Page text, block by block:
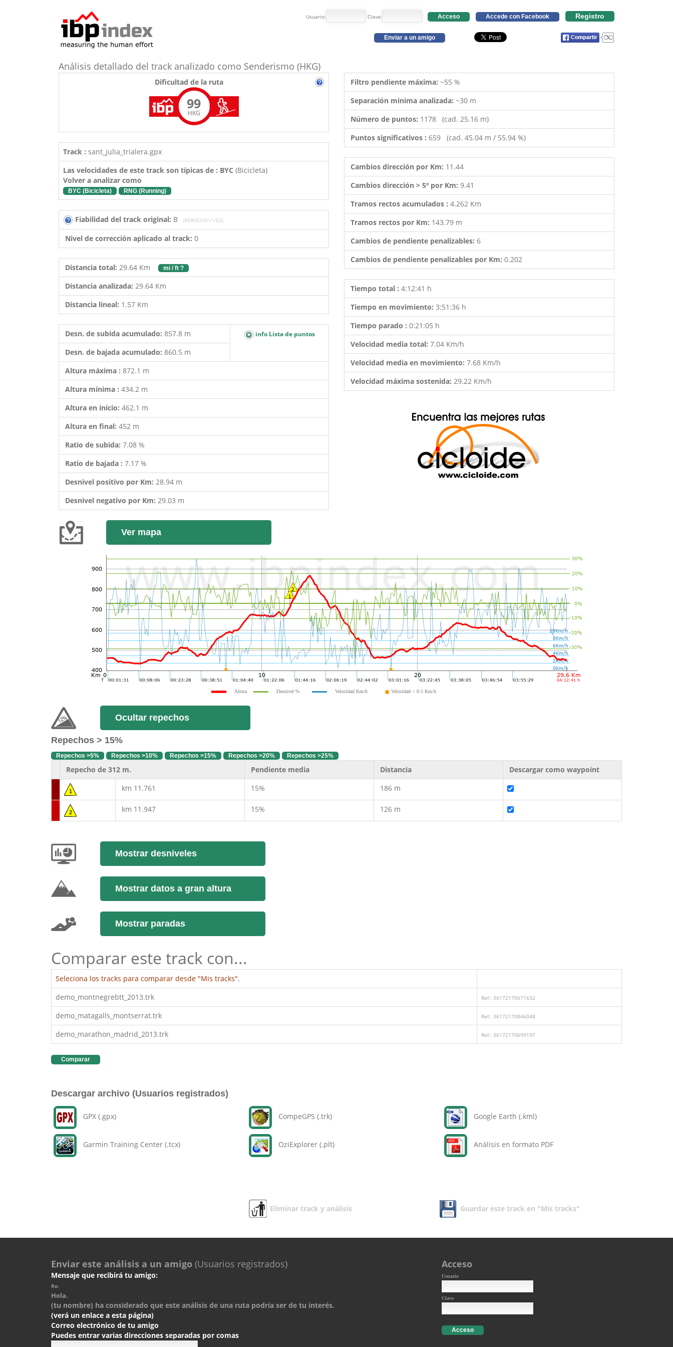
Usuario: Clave: Acceso Accede con Facebook Registro
Enviar a un amigo
Análisis detallado del track analizado como Senderismo (HKG)
Dificultad de la ruta
99
HKG
Track : sant_julia_trialera.gpx
Las velocidades de este track son típicas de : BYC (Bicicleta)
Volver a analizar como
BYC (Bicicleta) RNG (Running)
Fiabilidad del track original: B (858/62/0/-/-/62)
Nivel de corrección aplicado al track: 0
Distancia total: 29.64 Km mi / ft ?
Distancia analizada: 29.64 Km
Distancia lineal: 1.57 Km
Desn. de subida acumulado: 857.8 m info Lista de puntos
Desn. de bajada acumulado: 860.5 m
Altura máxima : 872.1 m
Altura mínima : 434.2 m
Altura en inicio: 462.1 m
Altura en final: 452 m
Ratio de subida: 7.08 %
Ratio de bajada : 7.17 %
Desnivel positivo por Km: 28.94 m
Desnivel negativo por Km: 29.03 m
Filtro pendiente máxima: ~55 %
Separación minima analizada: ~30 m
Número de puntos: 1178 (cad. 25.16 m)
Puntos significativos : 659 (cad. 45.04 m / 55.94 %)
Cambios dirección por Km: 11.44
Cambios dirección > 5º por Km: 9.41
Tramos rectos acumulados : 4.262 Km
Tramos rectos por Km: 143.79 m
Cambios de pendiente penalizables: 6
Cambios de pendiente penalizables por Km: 0.202
Tiempo total : 4:12:41 h
Tiempo en movimiento: 3:51:36 h
Tiempo parado : 0:21:05 h
Velocidad media total: 7.04 Km/h
Velocidad media en movimiento: 7.68 Km/h
Velocidad máxima sostenida: 29.22 Km/h
Ver mapa
Altura Desnivel % Velocidad Km/h Velocidad < 0.5 Km/h
Ocultar repechos
Repechos > 15%
Repechos >5% Repechos >10% Repechos >15% Repechos >20% Repechos >25%
Repecho de 312 m. Pendiente media Distancia Descargar como waypoint
1 km 11.761 15% 186 m
2 km 11.947 15% 126 m
Mostrar desniveles
Mostrar datos a gran altura
Mostrar paradas
Comparar este track con...
Seleciona los tracks para comparar desde "Mis tracks".
demo_montnegrebtt_2013.trk
Ref.: 36172170671632
demo_matagalls_montserrat.trk Ref.: 36172170846048
demo_marathon_madrid_2013.trk Ref.: 36172170699197
Comparar
Descargar archivo (Usuarios registrados)
GPX (.gpx)
Garmin Training Center (.tcx)
CompeGPS (.trk)
OziExplorer (.plt)
Google Earth (.kml)
Análisis en formato PDF
Eliminar track y análisis Guardar este track en "Mis tracks"
Enviar este análisis a un amigo (Usuarios registrados)
Mensaje que recibirá tu amigo:
Re:
Hola.
(tu nombre) ha considerado que este análisis de una ruta podría ser de tu interés.
(verá un enlace a esta página)
Correo electrónico de tu amigo
Puedes entrar varias direcciones separadas por comas
Acceso
Usuario
Clave
Acceso